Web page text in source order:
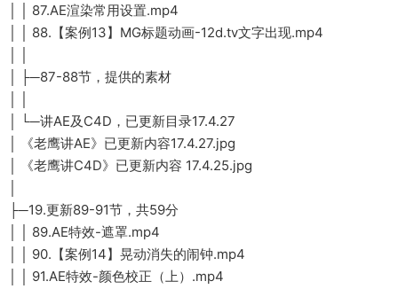
│ │ 87.AE渲染常用设置.mp4
│ │ 88.【案例13】MG标题动画-12d.tv文字出现.mp4
│ ├─87-88节，提供的素材
│ └─讲AE及C4D，已更新目录17.4.27
│ 《老鹰讲AE》已更新内容17.4.27.jpg
│ 《老鹰讲C4D》已更新内容 17.4.25.jpg
├─19.更新89-91节，共59分
│ │ 89.AE特效-遮罩.mp4
│ │ 90.【案例14】晃动消失的闹钟.mp4
│ │ 91.AE特效-颜色校正（上）.mp4